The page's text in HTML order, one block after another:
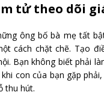
tử theo dõi
ông bố bà mẹ tất
cách chặt chẽ. Tạo
Bạn không biết phải
con của bạn gặp
thu hút.